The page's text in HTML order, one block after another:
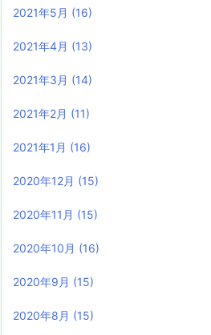
2021年5月 (16)
2021年4月 (13)
2021年3月 (14)
2021年2月 (11)
2021年1月 (16)
2020年12月 (15)
2020年11月 (15)
2020年10月 (16)
2020年9月 (15)
2020年8月 (15)